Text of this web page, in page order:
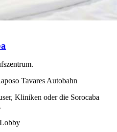
Tavares Autobahn
Kliniken oder die Sorocaba